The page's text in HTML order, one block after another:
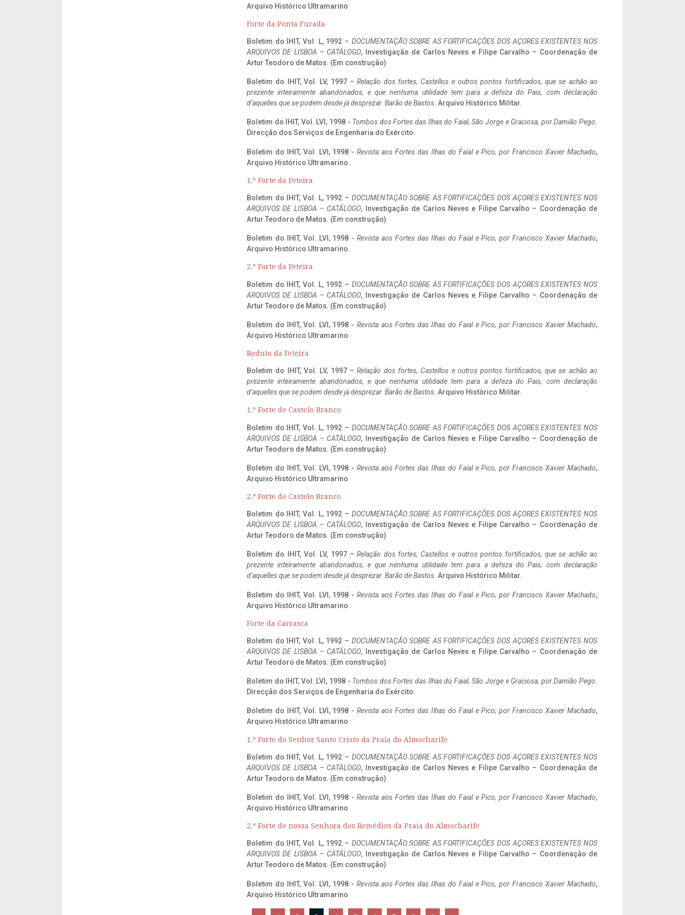
Arquivo Histórico Ultramarino
Forte da Ponta Furada
Boletim do IHIT, Vol. L, 1992 – DOCUMENTAÇÃO SOBRE AS FORTIFICAÇÕES DOS AÇORES EXISTENTES NOS
ARQUIVOS DE LISBOA – CATÁLOGO, Investigação de Carlos Neves e Filipe Carvalho – Coordenação de
Artur Teodoro de Matos. (Em construção)
Boletim do IHIT, Vol. LV, 1997 –Relação dos fortes, Castellos e outros pontos fortificados, que se achão ao
prezente inteiramente abandonados, e que nenhuma utilidade tem para a defeza do Pais, com declaração
d’aquelles que se podem desde já desprezar. Barão de Bastos. Arquivo Histórico Militar.
Boletim do IHIT, Vol. LVI, 1998 - Tombos dos Fortes das Ilhas do Faial, São Jorge e Graciosa, por Damião Pego.
Direcção dos Serviços de Engenharia do Exército.
Boletim do IHIT, Vol. LVI, 1998 -Revista aos Fortes das Ilhas do Faial e Pico, por Francisco Xavier Machado,
Arquivo Histórico Ultramarino
1.º Forte da Feteira
Boletim do IHIT, Vol. L, 1992 – DOCUMENTAÇÃO SOBRE AS FORTIFICAÇÕES DOS AÇORES EXISTENTES NOS
ARQUIVOS DE LISBOA – CATÁLOGO, Investigação de Carlos Neves e Filipe Carvalho – Coordenação de
Artur Teodoro de Matos. (Em construção)
Boletim do IHIT, Vol. LVI, 1998 -Revista aos Fortes das Ilhas do Faial e Pico, por Francisco Xavier Machado,
Arquivo Histórico Ultramarino
2.º Forte da Feteira
Boletim do IHIT, Vol. L, 1992 – DOCUMENTAÇÃO SOBRE AS FORTIFICAÇÕES DOS AÇORES EXISTENTES NOS
ARQUIVOS DE LISBOA – CATÁLOGO, Investigação de Carlos Neves e Filipe Carvalho – Coordenação de
Artur Teodoro de Matos. (Em construção)
Boletim do IHIT, Vol. LVI, 1998 -Revista aos Fortes das Ilhas do Faial e Pico, por Francisco Xavier Machado,
Arquivo Histórico Ultramarino
Reduto da Feteira
Boletim do IHIT, Vol. LV, 1997 –Relação dos fortes, Castellos e outros pontos fortificados, que se achão ao
prezente inteiramente abandonados, e que nenhuma utilidade tem para a defeza do Pais, com declaração
d’aquelles que se podem desde já desprezar. Barão de Bastos. Arquivo Histórico Militar.
1.º Forte de Castelo Branco
Boletim do IHIT, Vol. L, 1992 – DOCUMENTAÇÃO SOBRE AS FORTIFICAÇÕES DOS AÇORES EXISTENTES NOS
ARQUIVOS DE LISBOA – CATÁLOGO, Investigação de Carlos Neves e Filipe Carvalho – Coordenação de
Artur Teodoro de Matos. (Em construção)
Boletim do IHIT, Vol. LVI, 1998 -Revista aos Fortes das Ilhas do Faial e Pico, por Francisco Xavier Machado,
Arquivo Histórico Ultramarino
2.º Forte de Castelo Branco
Boletim do IHIT, Vol. L, 1992 – DOCUMENTAÇÃO SOBRE AS FORTIFICAÇÕES DOS AÇORES EXISTENTES NOS
ARQUIVOS DE LISBOA – CATÁLOGO, Investigação de Carlos Neves e Filipe Carvalho – Coordenação de
Artur Teodoro de Matos. (Em construção)
Boletim do IHIT, Vol. LV, 1997 –Relação dos fortes, Castellos e outros pontos fortificados, que se achão ao
prezente inteiramente abandonados, e que nenhuma utilidade tem para a defeza do Pais, com declaração
d’aquelles que se podem desde já desprezar. Barão de Bastos. Arquivo Histórico Militar.
Boletim do IHIT, Vol. LVI, 1998 -Revista aos Fortes das Ilhas do Faial e Pico, por Francisco Xavier Machado,
Arquivo Histórico Ultramarino
Forte da Carrasca
Boletim do IHIT, Vol. L, 1992 – DOCUMENTAÇÃO SOBRE AS FORTIFICAÇÕES DOS AÇORES EXISTENTES NOS
ARQUIVOS DE LISBOA – CATÁLOGO, Investigação de Carlos Neves e Filipe Carvalho – Coordenação de
Artur Teodoro de Matos. (Em construção)
Boletim do IHIT, Vol. LVI, 1998 - Tombos dos Fortes das Ilhas do Faial, São Jorge e Graciosa, por Damião Pego.
Direcção dos Serviços de Engenharia do Exército.
Boletim do IHIT, Vol. LVI, 1998 -Revista aos Fortes das Ilhas do Faial e Pico, por Francisco Xavier Machado,
Arquivo Histórico Ultramarino
1.º Forte do Senhor Santo Cristo da Praia do Almocharife
Boletim do IHIT, Vol. L, 1992 – DOCUMENTAÇÃO SOBRE AS FORTIFICAÇÕES DOS AÇORES EXISTENTES NOS
ARQUIVOS DE LISBOA – CATÁLOGO, Investigação de Carlos Neves e Filipe Carvalho – Coordenação de
Artur Teodoro de Matos. (Em construção)
Boletim do IHIT, Vol. LVI, 1998 -Revista aos Fortes das Ilhas do Faial e Pico, por Francisco Xavier Machado,
Arquivo Histórico Ultramarino
2.º Forte de nossa Senhora dos Remédios da Praia do Almocharife
Boletim do IHIT, Vol. L, 1992 – DOCUMENTAÇÃO SOBRE AS FORTIFICAÇÕES DOS AÇORES EXISTENTES NOS
ARQUIVOS DE LISBOA – CATÁLOGO, Investigação de Carlos Neves e Filipe Carvalho – Coordenação de
Artur Teodoro de Matos. (Em construção)
Boletim do IHIT, Vol. LVI, 1998 -Revista aos Fortes das Ilhas do Faial e Pico, por Francisco Xavier Machado,
Arquivo Histórico Ultramarino